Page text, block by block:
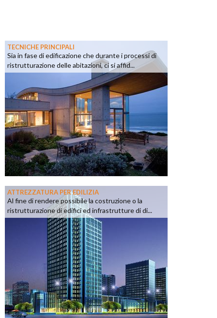
TECNICHE PRINCIPALI
Sia in fase di edificazione che durante i processi di
ristrutturazione delle abitazioni, ci si affid...
ATTREZZATURA PER EDILIZIA
Al fine di rendere possibile la costruzione o la
ristrutturazione di edifici ed infrastrutture di di...